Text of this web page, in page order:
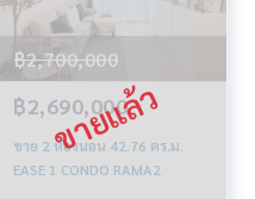
฿2,700,000
฿2,690,000
ขาย 2 ห้องนอน 42.76 ตร.ม.
EASE 1 CONDO RAMA2